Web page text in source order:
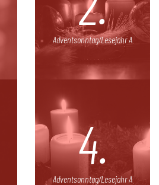
Adventsonntag/Lesejahr A
4.
Adventsonntag/Lesejahr A